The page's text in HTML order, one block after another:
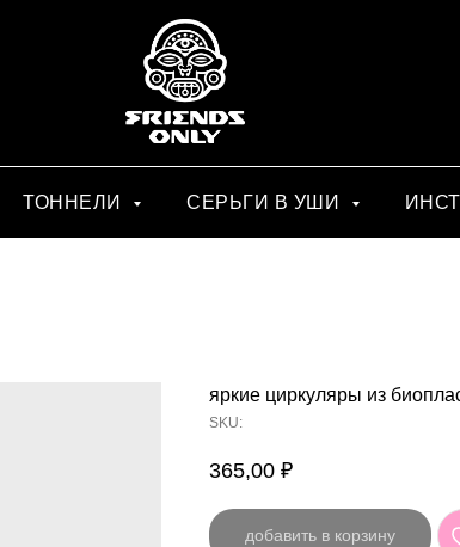
ТОННЕЛИ СЕРЬГИ В УШИ
яркие циркуляры из
SKU:
365,00 ₽
добавить в корзину